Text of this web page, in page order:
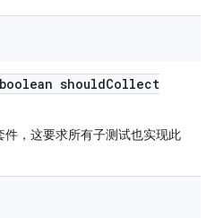
shouldCollect
，这要求所有子测试也实现此